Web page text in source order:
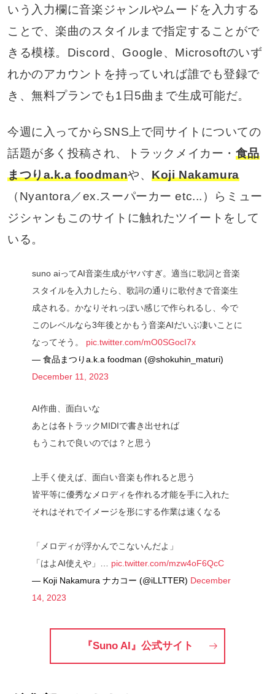
いう入力欄に音楽ジャンルやムードを入力する
ことで、楽曲のスタイルまで指定することがで
きる模様。Discord、Google、Microsoftのいず
れかのアカウントを持っていれば誰でも登録で
き、無料プランでも1日5曲まで生成可能だ。
今週に入ってからSNS上で同サイトについての
話題が多く投稿され、トラックメイカー・ 食品
まつりa.k.a foodmanや、Koji Nakamura
（Nyantora／ex.スーパーカー etc...）らミュー
ジシャンもこのサイトに触れたツイートをして
いる。
suno aiってAI音楽生成がヤバすぎ。適当に歌詞と音楽
スタイルを入力したら、歌詞の通りに歌付きで音楽生
成される。かなりそれっぽい感じで作られるし、今で
このレベルなら3年後とかもう音楽AIだいぶ凄いことに
なってそう。 pic.twitter.com/mO0SGocI7x
— 食品まつりa.k.a foodman (@shokuhin_maturi)
December 11, 2023
AI作曲、面白いな
あとは各トラックMIDIで書き出せれば
もうこれで良いのでは？と思う
上手く使えば、面白い音楽も作れると思う
皆平等に優秀なメロディを作れる才能を手に入れた
それはそれでイメージを形にする作業は速くなる
「メロディが浮かんでこないんだよ」
「はよAI使えや」… pic.twitter.com/mzw4oF6QcC
— Koji Nakamura ナカコー (@iLLTTER) December
14, 2023
『Suno AI』公式サイト